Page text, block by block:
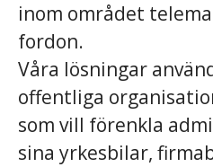
inom området
fordon.
Våra lösningar
offentliga
som vill förenkla
sina yrkesbilar,